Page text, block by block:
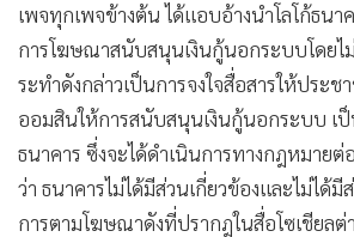
• กองทุนรวม
• Celeb Online
• Factcheck
• ญี่ปุ่น
•
Gotomanager
เพจทุกเพจข้างต้น ได้แอบอ้างนำโลโก้ธนา
การโฆษณาสนับสนุนเงินกู้นอกระบบโดยไ
ระทำดังกล่าวเป็นการจงใจสื่อสารให้ประช
ออมสินให้การสนับสนุนเงินกู้นอกระบบ เป็
ธนาคาร ซึ่งจะได้ดำเนินการทางกฎหมายต่
ว่า ธนาคารไม่ได้มีส่วนเกี่ยวข้องและไม่ได้มี
การตามโฆษณาดังที่ปรากฎในสื่อโซเชียลต่